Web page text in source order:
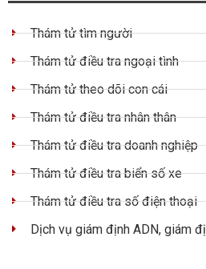
Thám tử tìm người
Thám tử điều tra ngoại tình
Thám tử theo dõi con cái
Thám tử điều tra nhân thân
Thám tử điều tra doanh nghiệp
Thám tử điều tra biển số xe
Thám tử điều tra số điện thoại
Dịch vụ giám định ADN, giám